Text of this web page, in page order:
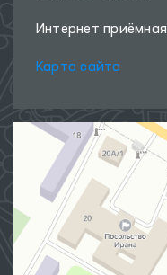
Интернет приёмная
Карта сайта